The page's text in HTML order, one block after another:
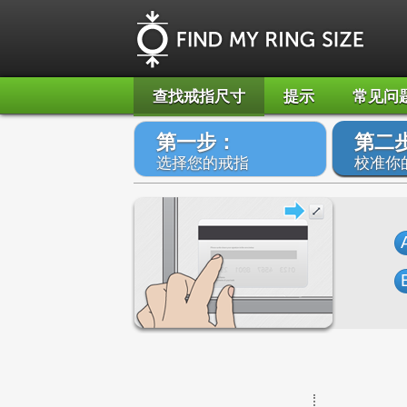
查找戒指尺寸 提示 常见问
第一步：
选择您的戒指
第二
校准你